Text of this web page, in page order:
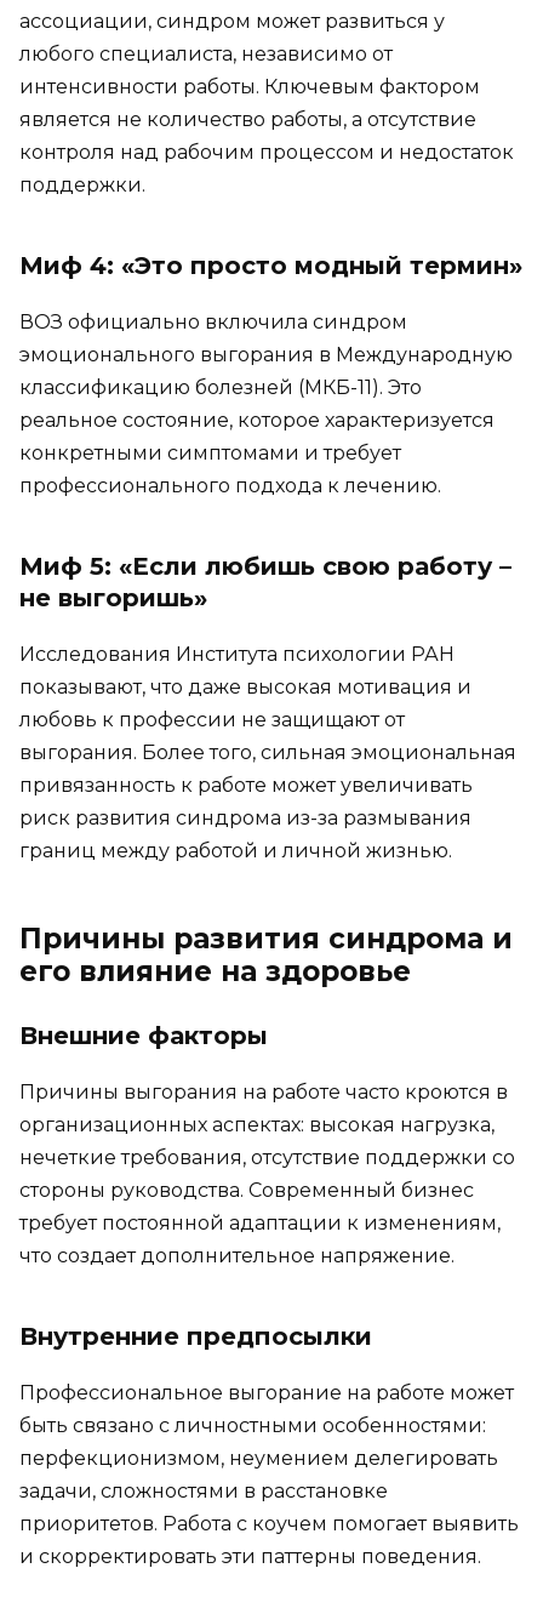
ассоциации, синдром может развиться у
любого специалиста, независимо от
интенсивности работы. Ключевым фактором
является не количество работы, а отсутствие
контроля над рабочим процессом и недостаток
поддержки.
Миф 4: «Это просто модный термин»
ВОЗ официально включила синдром
эмоционального выгорания в Международную
классификацию болезней (МКБ-11). Это
реальное состояние, которое характеризуется
конкретными симптомами и требует
профессионального подхода к лечению.
Миф 5: «Если любишь свою работу –
не выгоришь»
Исследования Института психологии РАН
показывают, что даже высокая мотивация и
любовь к профессии не защищают от
выгорания. Более того, сильная эмоциональная
привязанность к работе может увеличивать
риск развития синдрома из-за размывания
границ между работой и личной жизнью.
Причины развития синдрома и
его влияние на здоровье
Внешние факторы
Причины выгорания на работе часто кроются в
организационных аспектах: высокая нагрузка,
нечеткие требования, отсутствие поддержки со
стороны руководства. Современный бизнес
требует постоянной адаптации к изменениям,
что создает дополнительное напряжение.
Внутренние предпосылки
Профессиональное выгорание на работе может
быть связано с личностными особенностями:
перфекционизмом, неумением делегировать
задачи, сложностями в расстановке
приоритетов. Работа с коучем помогает выявить
и скорректировать эти паттерны поведения.